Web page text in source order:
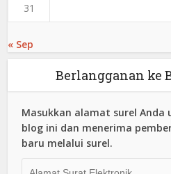
31
« Sep
Berlangganan ke
Masukkan alamat surel Anda
blog ini dan menerima
baru melalui surel.